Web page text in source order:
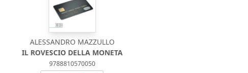
ALESSANDRO MAZZULLO
IL ROVESCIO DELLA MONETA
9788810570050